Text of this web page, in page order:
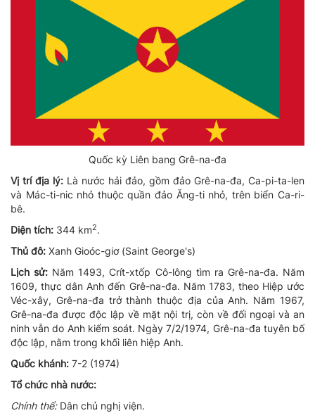
Quốc kỳ Liên bang Grê-na-đa
Vị trí địa lý: Là nước hải đảo, gồm đảo Grê-na-đa, Ca-pi-ta-len
và Mác-ti-nic nhỏ thuộc quần đảo Ăng-ti nhỏ, trên biển Ca-ri-
bê.
Diện tích: 344 km2.
Thủ đô: Xanh Gioóc-giơ (Saint George's)
Lịch sử: Năm 1493, Crít-xtốp Cô-lông tìm ra Grê-na-đa. Năm
1609, thực dân Anh đến Grê-na-đa. Năm 1783, theo Hiệp ước
Véc-xây, Grê-na-đa trở thành thuộc địa của Anh. Năm 1967,
Grê-na-đa được độc lập về mặt nội trị, còn về đối ngoại và an
ninh vẫn do Anh kiểm soát. Ngày 7/2/1974, Grê-na-đa tuyên bố
độc lập, nằm trong khối liên hiệp Anh.
Quốc khánh: 7-2 (1974)
Tổ chức nhà nước:
Chính thể: Dân chủ nghị viện.